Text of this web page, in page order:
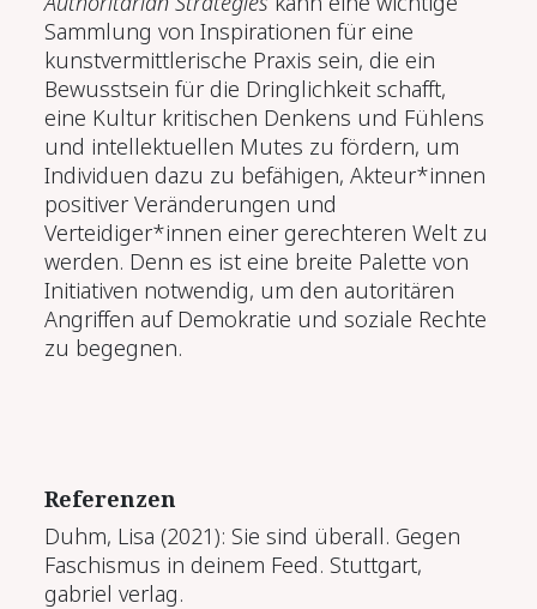
Sammlung von Inspirationen für eine
kunstvermittlerische Praxis sein, die ein
Bewusstsein für die Dringlichkeit schafft,
eine Kultur kritischen Denkens und Fühlens
und intellektuellen Mutes zu fördern, um
Individuen dazu zu befähigen, Akteur*innen
positiver Veränderungen und
Verteidiger*innen einer gerechteren Welt zu
werden. Denn es ist eine breite Palette von
Initiativen notwendig, um den autoritären
Angriffen auf Demokratie und soziale Rechte
zu begegnen.
Referenzen
Duhm, Lisa (2021): Sie sind überall. Gegen
Faschismus in deinem Feed. Stuttgart,
gabriel verlag.